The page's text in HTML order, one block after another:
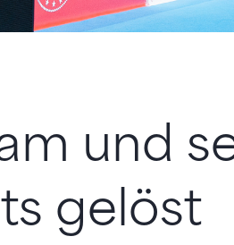
und
gelöst